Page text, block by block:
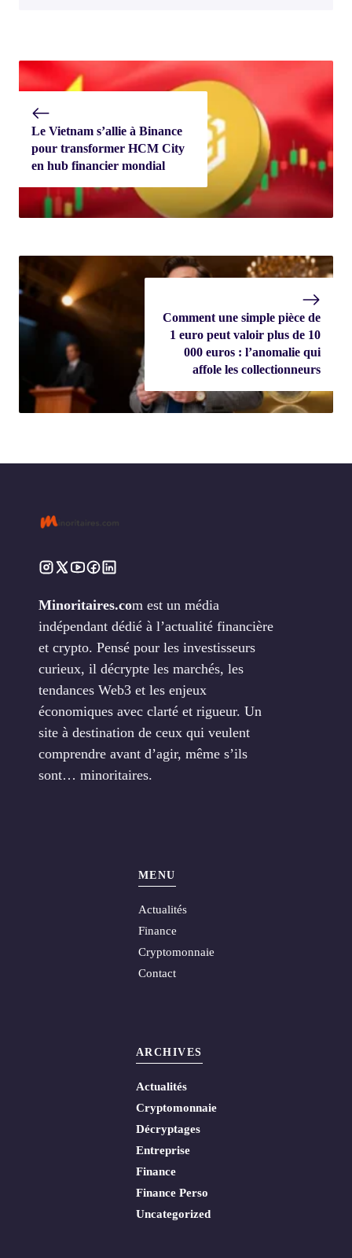
Le Vietnam s’allie à Binance
pour transformer HCM City
en hub financier mondial
Comment une simple pièce de
1 euro peut valoir plus de 10
000 euros : l’anomalie qui
affole les collectionneurs
Minoritaires.com est un média
indépendant dédié à l’actualité financière
et crypto. Pensé pour les investisseurs
curieux, il décrypte les marchés, les
tendances Web3 et les enjeux
économiques avec clarté et rigueur. Un
site à destination de ceux qui veulent
comprendre avant d’agir, même s’ils
sont… minoritaires.
MENU
Actualités
Finance
Cryptomonnaie
Contact
ARCHIVES
Actualités
Cryptomonnaie
Décryptages
Entreprise
Finance
Finance Perso
Uncategorized